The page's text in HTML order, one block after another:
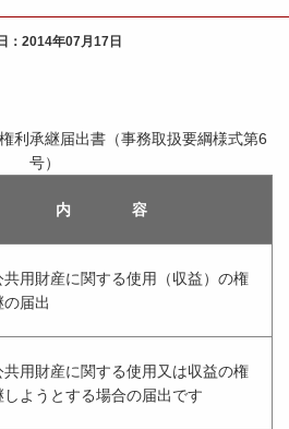
： 2014年07月17日
内 容
利承継届出書（事務取扱要綱様式第6
号）
共用財産に関する使用（収益）の権
届出
共用財産に関する使用又は収益の権
しようとする場合の届出です